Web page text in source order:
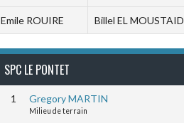
Emile ROUIRE Billel EL MOUSTAID
SPC LE PONTET
1 Gregory MARTIN
Milieu de terrain